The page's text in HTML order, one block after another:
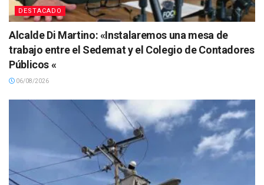
DESTACADO
Alcalde Di Martino: «Instalaremos una mesa de
trabajo entre el Sedemat y el Colegio de Contadores
Públicos «
06/08/2026